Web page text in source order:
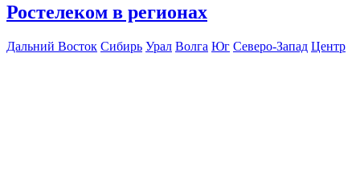
Ростелеком в регионах
Дальний Восток Сибирь Урал Волга Юг Северо-Запад Центр